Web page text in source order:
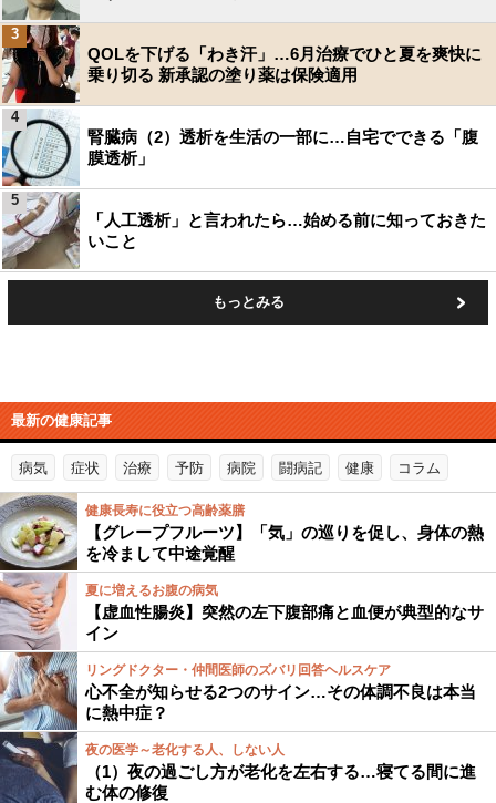
QOLを下げる「わき汗」…6月治療でひと夏を爽快に
乗り切る 新承認の塗り薬は保険適用
3
腎臓病（2）透析を生活の一部に…自宅でできる「腹
膜透析」
4
「人工透析」と言われたら…始める前に知っておきた
いこと
5
もっとみる
最新の健康記事
病気 症状 治療 予防 病院 闘病記 健康 コラム
健康長寿に役立つ高齢薬膳
【グレープフルーツ】「気」の巡りを促し、身体の熱
を冷まして中途覚醒
夏に増えるお腹の病気
【虚血性腸炎】突然の左下腹部痛と血便が典型的なサ
イン
リングドクター・仲間医師のズバリ回答ヘルスケア
心不全が知らせる2つのサイン…その体調不良は本当
に熱中症？
夜の医学～老化する人、しない人
（1）夜の過ごし方が老化を左右する…寝てる間に進
む体の修復